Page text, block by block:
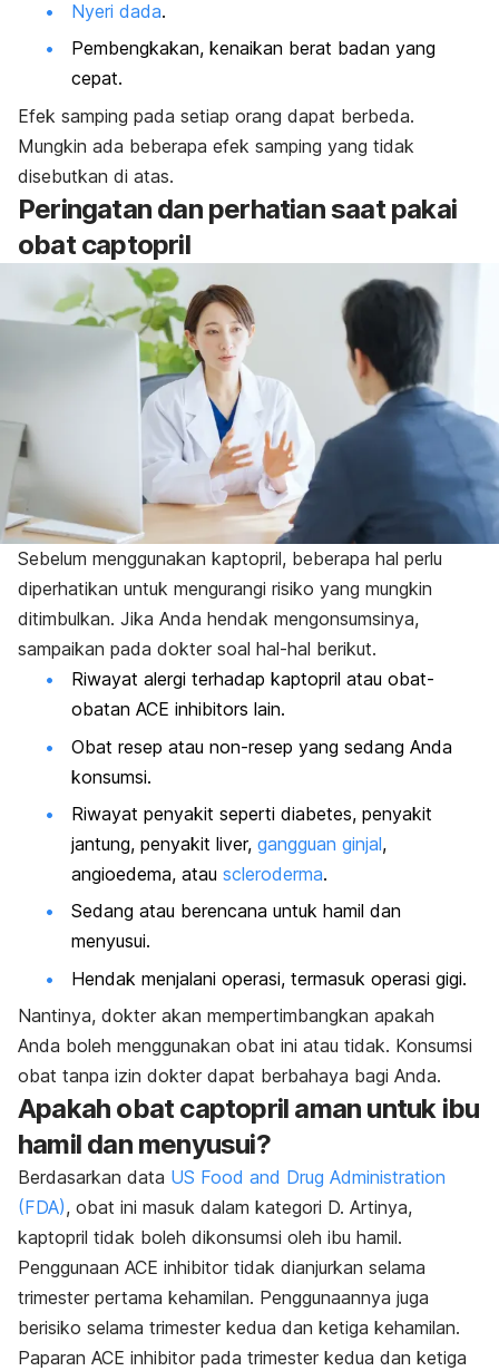
Nyeri dada.
Pembengkakan, kenaikan berat badan yang
cepat.
Efek samping pada setiap orang dapat berbeda.
Mungkin ada beberapa efek samping yang tidak
disebutkan di atas.
Peringatan dan perhatian saat pakai
obatcaptopril
Sebelum menggunakan kaptopril, beberapa hal perlu
diperhatikan untuk mengurangi risiko yang mungkin
ditimbulkan. Jika Anda hendak mengonsumsinya,
sampaikan pada dokter soal hal-hal berikut.
Riwayat alergi terhadap kaptopril atau obat-
obatan ACE inhibitors lain.
Obat resep atau non-resep yang sedang Anda
konsumsi.
Riwayat penyakit seperti diabetes, penyakit
jantung, penyakit liver, gangguan ginjal,
angioedema, atau scleroderma.
Sedang atau berencana untuk hamil dan
menyusui.
Hendak menjalani operasi, termasuk operasi gigi.
Nantinya, dokter akan mempertimbangkan apakah
Anda boleh menggunakan obat ini atau tidak. Konsumsi
obat tanpa izin dokter dapat berbahaya bagi Anda.
Apakah obat captopril aman untuk ibu
hamil dan menyusui?
Berdasarkan data US Food and Drug Administration
(FDA), obat ini masuk dalam kategori D. Artinya,
kaptopril tidak boleh dikonsumsi oleh ibu hamil.
Penggunaan ACE inhibitor tidak dianjurkan selama
trimester pertama kehamilan. Penggunaannya juga
berisiko selama trimester kedua dan ketiga kehamilan.
Paparan ACE inhibitor pada trimester kedua dan ketiga